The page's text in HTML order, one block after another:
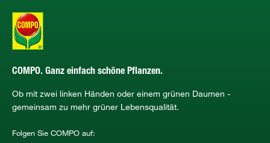
COMPO. Ganz einfach schöne Pflanzen.
Ob mit zwei linken Händen oder einem grünen Daumen -
gemeinsam zu mehr grüner Lebensqualität.
Folgen Sie COMPO auf: